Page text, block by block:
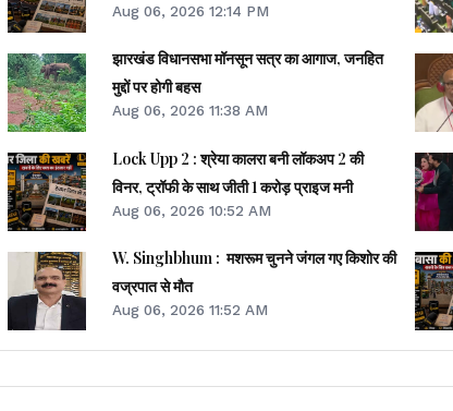
Aug 06, 2026 12:14 PM
झारखंड विधानसभा मॉनसून सत्र का आगाज, जनहित
मुद्दों पर होगी बहस
Aug 06, 2026 11:38 AM
Lock Upp 2 : श्रेया कालरा बनी लॉकअप 2 की
विनर, ट्रॉफी के साथ जीती 1 करोड़ प्राइज मनी
Aug 06, 2026 10:52 AM
W. Singhbhum : मशरूम चुनने जंगल गए किशोर की
वज्रपात से मौत
Aug 06, 2026 11:52 AM